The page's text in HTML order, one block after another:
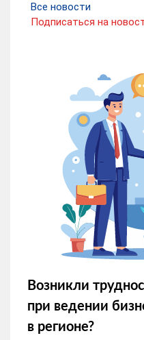
Все новости
Подписаться на
Возникли
при ведении
в регионе?